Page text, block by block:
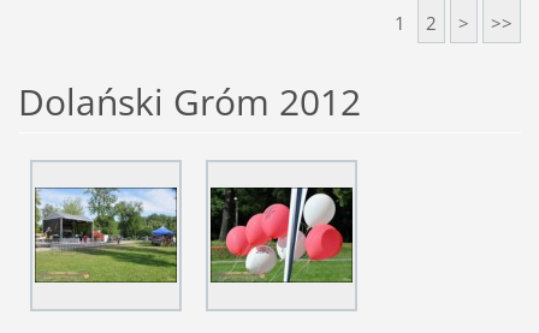
1 2 > >>
Dolański Gróm 2012